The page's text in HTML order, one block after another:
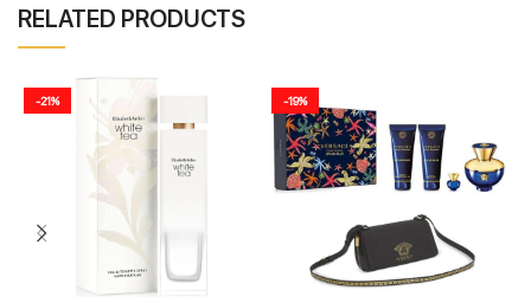
RELATED PRODUCTS
-21% -19%